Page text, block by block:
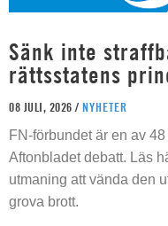
Sänk inte
rättsstatens
08 JULI, 2026 / NYHETER
FN-förbundet är en av
Aftonbladet debatt. Läs
utmaning att vända den
grova brott.